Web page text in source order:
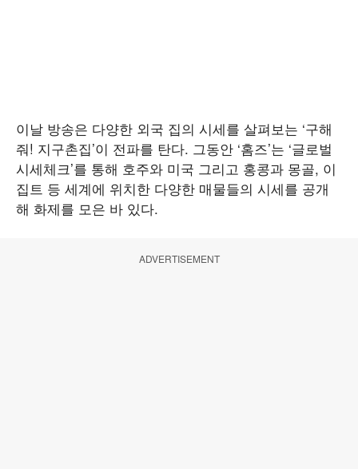
이날 방송은 다양한 외국 집의 시세를 살펴보는 ‘구해
줘! 지구촌집’이 전파를 탄다. 그동안 ‘홈즈’는 ‘글로벌
시세체크’를 통해 호주와 미국 그리고 홍콩과 몽골, 이
집트 등 세계에 위치한 다양한 매물들의 시세를 공개
해 화제를 모은 바 있다.
ADVERTISEMENT